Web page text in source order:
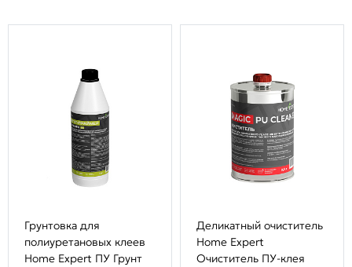
Грунтовка для
полиуретановых клеев
Home Expert ПУ Грунт
Деликатный очиститель
Home Expert
Очиститель ПУ-клея